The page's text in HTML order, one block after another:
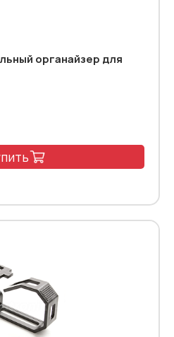
органайзер для